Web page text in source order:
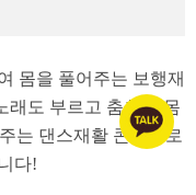
몸을 풀어주는 보행재
래도 부르고 춤추며 몸
는 댄스재활 콘텐츠로
다!